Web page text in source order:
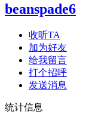
beanspade6
收听TA
加为好友
给我留言
打个招呼
发送消息
统计信息